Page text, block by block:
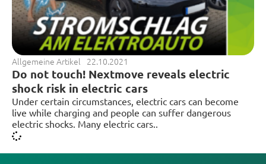
Allgemeine Artikel 22.10.2021
Do not touch! Nextmove reveals electric
shock risk in electric cars
Under certain circumstances, electric cars can become
live while charging and people can suffer dangerous
electric shocks. Many electric cars..